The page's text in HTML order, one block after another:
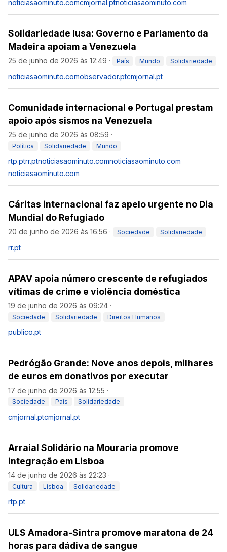
noticiasaominuto.comcmjornal.ptnoticiasaominuto.com
Solidariedade lusa: Governo e Parlamento da
Madeira apoiam a Venezuela
25 de junho de 2026 às 12:49 · País Mundo Solidariedade
noticiasaominuto.comobservador.ptcmjornal.pt
Comunidade internacional e Portugal prestam
apoio após sismos na Venezuela
25 de junho de 2026 às 08:59 ·
Política Solidariedade Mundo
rtp.ptrr.ptnoticiasaominuto.comnoticiasaominuto.com
noticiasaominuto.com
Cáritas internacional faz apelo urgente no Dia
Mundial do Refugiado
20 de junho de 2026 às 16:56 · Sociedade Solidariedade
rr.pt
APAV apoia número crescente de refugiados
vítimas de crime e violência doméstica
19 de junho de 2026 às 09:24 ·
Sociedade Solidariedade Direitos Humanos
publico.pt
Pedrógão Grande: Nove anos depois, milhares
de euros em donativos por executar
17 de junho de 2026 às 12:55 ·
Sociedade País Solidariedade
cmjornal.ptcmjornal.pt
Arraial Solidário na Mouraria promove
integração em Lisboa
14 de junho de 2026 às 22:23 ·
Cultura Lisboa Solidariedade
rtp.pt
ULS Amadora-Sintra promove maratona de 24
horas para dádiva de sangue